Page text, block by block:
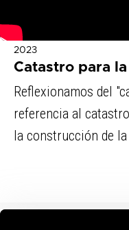
2023
Catastro para la
Reflexionamos del
referencia al
la construcción de